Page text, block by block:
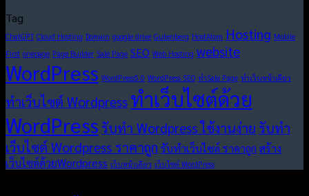
Tag
ChatGPT Cloud Hosting Domain google drive Gutenberg HostAtom Hosting Mobile
First onepage Page Builder Sale Page SEO Web Hosting website
WordPress WordPress5.0 WordPress SEO ทำSale Page ทำเว็บหน้าเดียว
ทำเว็บไซต์ Wordpress ทำเว็บไซต์ด้วย
WordPress รับทำ Wordpress ใช้งานง่าย รับทำ
เว็บไซต์ Wordpress ราคาถูก รับทำเว็บไซต์ ราคาถูก สร้าง
เว็บไซต์ด้วยWordpress เว็บหน้าเดียว เว็บไซต์ WordPress